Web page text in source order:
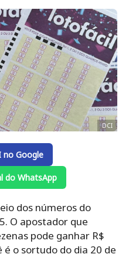
DCI
no Google
do WhatsApp
dos números do
O apostador que
pode ganhar R$
é o sortudo do dia 20 de